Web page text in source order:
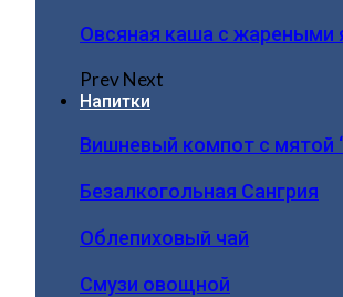
Овсяная каша с жареными
PrevNext
Напитки
Вишневый компот с мятой
Безалкогольная Сангрия
Облепиховый чай
Смузи овощной